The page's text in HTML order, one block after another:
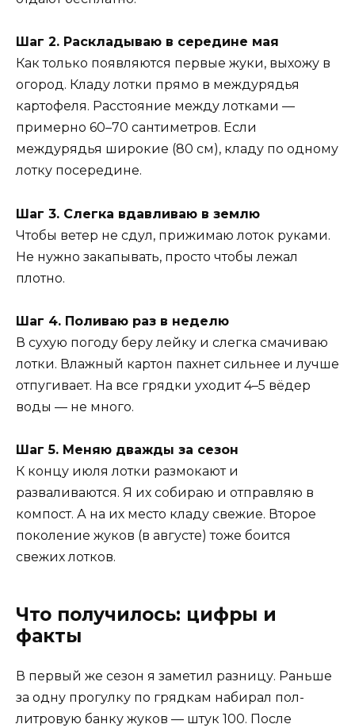
Шаг 2. Раскладываю в середине мая
Как только появляются первые жуки, выхожу в
огород. Кладу лотки прямо в междурядья
картофеля. Расстояние между лотками —
примерно 60–70 сантиметров. Если
междурядья широкие (80 см), кладу по одному
лотку посередине.
Шаг 3. Слегка вдавливаю в землю
Чтобы ветер не сдул, прижимаю лоток руками.
Не нужно закапывать, просто чтобы лежал
плотно.
Шаг 4. Поливаю раз в неделю
В сухую погоду беру лейку и слегка смачиваю
лотки. Влажный картон пахнет сильнее и лучше
отпугивает. На все грядки уходит 4–5 вёдер
воды — не много.
Шаг 5. Меняю дважды за сезон
К концу июля лотки размокают и
разваливаются. Я их собираю и отправляю в
компост. А на их место кладу свежие. Второе
поколение жуков (в августе) тоже боится
свежих лотков.
Что получилось: цифры и
факты
В первый же сезон я заметил разницу. Раньше
за одну прогулку по грядкам набирал пол-
литровую банку жуков — штук 100. После